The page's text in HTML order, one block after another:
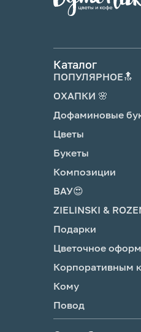
Каталог
ПОПУЛЯРНОЕ🔝
ОХАПКИ 🌸
Дофаминовые
Цветы
Букеты
Композиции
ВАУ😍
ZIELINSKI &
Подарки
Цветочное
Корпоративным
Кому
Повод